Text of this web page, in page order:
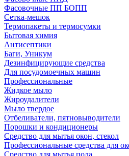
Фасовочные ПП БОПП
Сетка-мешок
Термопакеты и термосумки
Бытовая химия
Антисептики
Баги, Уникум
Дезинфицирующие средства
Для посудомоечных машин
Профессиональные
Жидкое мыло
Жироудалители
Мыло твердое
Отбеливатели, пятновыводители
Порошки и кондиционеры
Средство для мытья окон, стекол
Профессиональные средства для
Средство для мытья пола